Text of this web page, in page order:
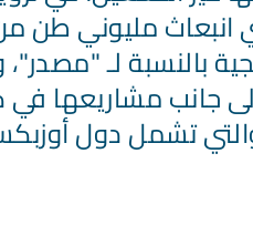
انبعاث مليوني
بالنسبة لـ
جانب مشاريعها
تشمل دول